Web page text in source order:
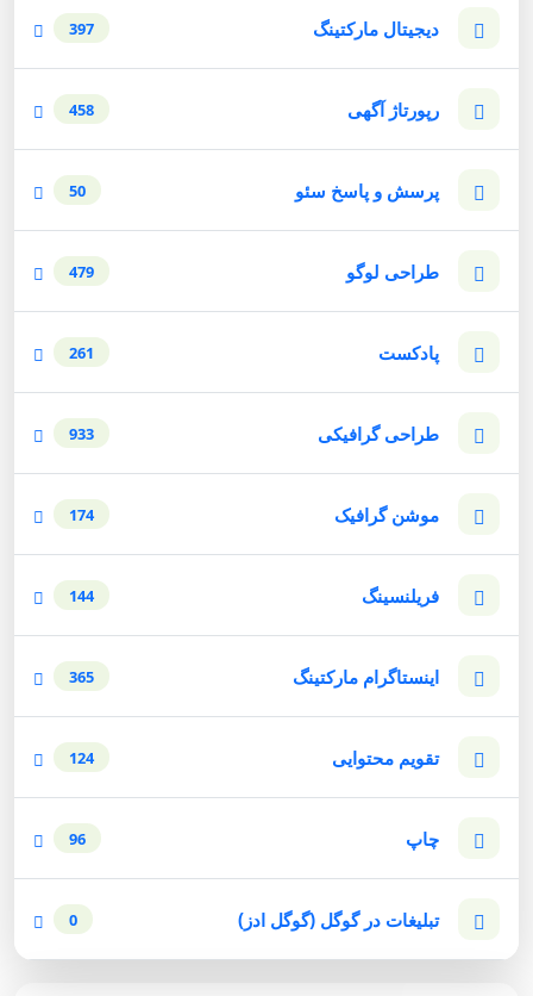
دیجیتال مارکتینگ 397
رپورتاژ آگهی 458
پرسش و پاسخ سئو 50
طراحی لوگو 479
پادکست 261
طراحی گرافیکی 933
موشن گرافیک 174
فریلنسینگ 144
اینستاگرام مارکتینگ 365
تقویم محتوایی 124
چاپ 96
تبلیغات در گوگل (گوگل ادز) 0